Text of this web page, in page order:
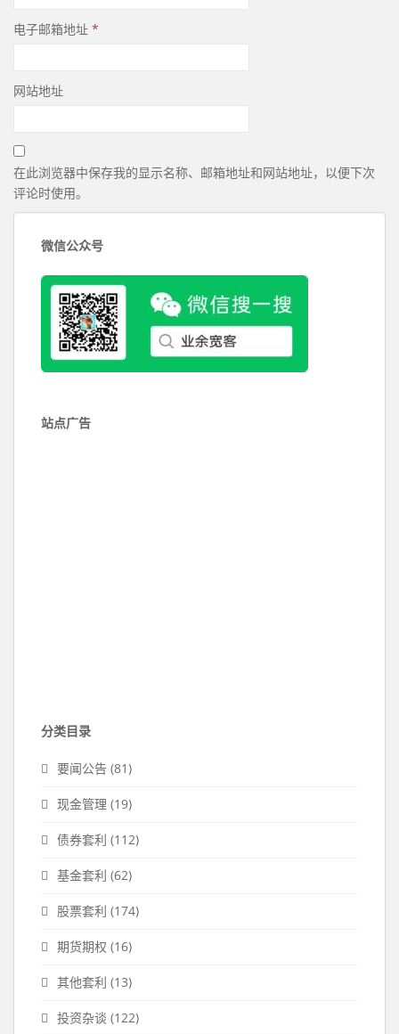
电子邮箱地址 *
网站地址
在此浏览器中保存我的显示名称、邮箱地址和网站地址，以便下次
评论时使用。
微信公众号
站点广告
分类目录
要闻公告 (81)
现金管理 (19)
债券套利 (112)
基金套利 (62)
股票套利 (174)
期货期权 (16)
其他套利 (13)
投资杂谈 (122)